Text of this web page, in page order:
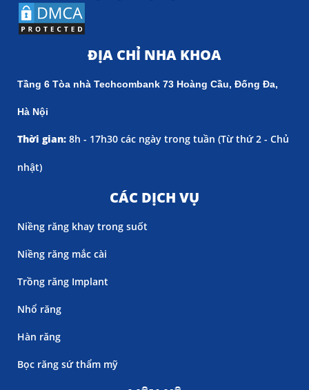
ĐỊA CHỈ NHA KHOA
Tầng 6 Tòa nhà Techcombank 73 Hoàng Cầu, Đống Đa,
Hà Nội
Thời gian: 8h - 17h30 các ngày trong tuần (Từ thứ 2 - Chủ
nhật)
CÁC DỊCH VỤ
Niềng răng khay trong suốt
Niềng răng mắc cài
Trồng răng Implant
Nhổ răng
Hàn răng
Bọc răng sứ thẩm mỹ